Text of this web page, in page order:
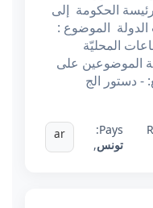
11 أوت 2025 من رئيسة الحكومة إلى
الدولة الموضوع :
المحليّة
الموضوعين على
- دستور الج
Pays:
تونس,
ar